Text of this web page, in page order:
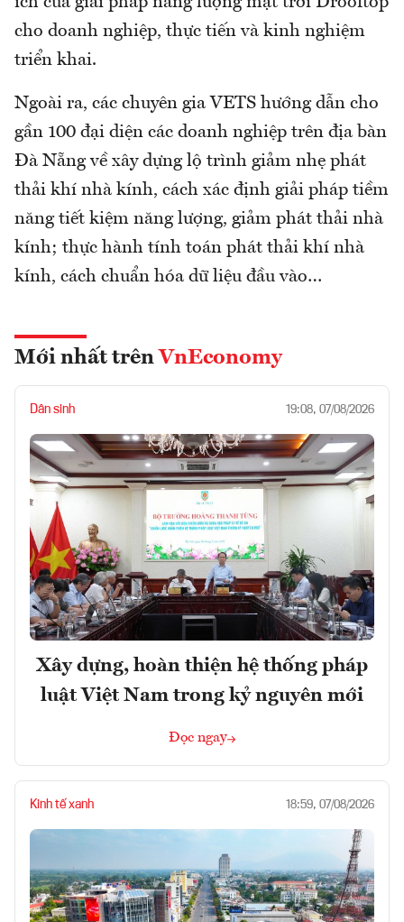
cho doanh nghiệp, thực tiến và kinh nghiệm
triển khai.
Ngoài ra, các chuyên gia VETS hướng dẫn cho
gần 100 đại diện các doanh nghiệp trên địa bàn
Đà Nẵng về xây dựng lộ trình giảm nhẹ phát
thải khí nhà kính, cách xác định giải pháp tiềm
năng tiết kiệm năng lượng, giảm phát thải nhà
kính; thực hành tính toán phát thải khí nhà
kính, cách chuẩn hóa dữ liệu đầu vào…
Mới nhất trên VnEconomy
Dân sinh 19:08, 07/08/2026
Xây dựng, hoàn thiện hệ thống pháp
luật Việt Nam trong kỷ nguyên mới
Đọc ngay
Kinh tế xanh 18:59, 07/08/2026